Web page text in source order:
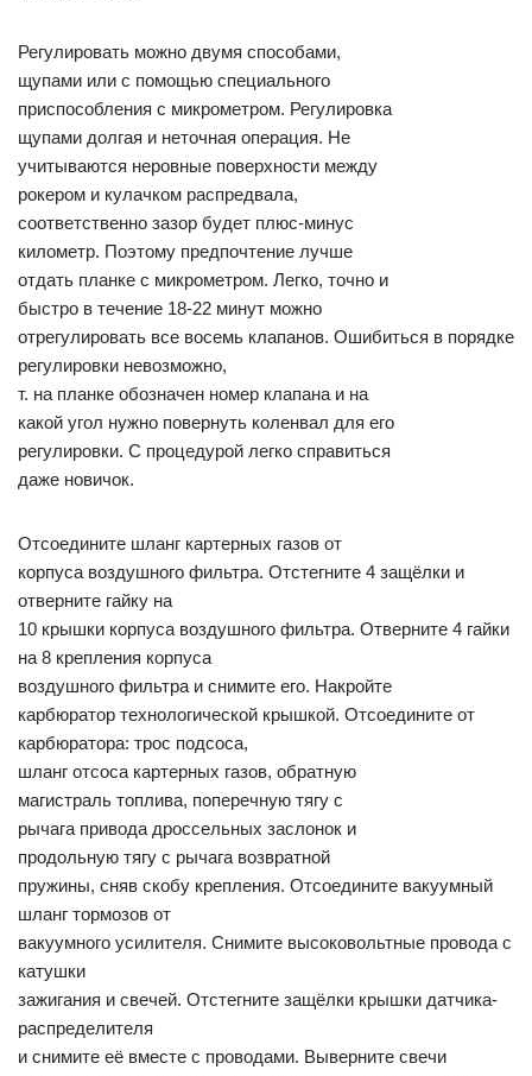
Регулировать можно двумя способами,
щупами или с помощью специального
приспособления с микрометром. Регулировка
щупами долгая и неточная операция. Не
учитываются неровные поверхности между
рокером и кулачком распредвала,
соответственно зазор будет плюс-минус
километр. Поэтому предпочтение лучше
отдать планке с микрометром. Легко, точно и
быстро в течение 18-22 минут можно
отрегулировать все восемь клапанов. Ошибиться в порядке
регулировки невозможно,
т. на планке обозначен номер клапана и на
какой угол нужно повернуть коленвал для его
регулировки. С процедурой легко справиться
даже новичок.
Отсоедините шланг картерных газов от
корпуса воздушного фильтра. Отстегните 4 защёлки и
отверните гайку на
10 крышки корпуса воздушного фильтра. Отверните 4 гайки
на 8 крепления корпуса
воздушного фильтра и снимите его. Накройте
карбюратор технологической крышкой. Отсоедините от
карбюратора: трос подсоса,
шланг отсоса картерных газов, обратную
магистраль топлива, поперечную тягу с
рычага привода дроссельных заслонок и
продольную тягу с рычага возвратной
пружины, сняв скобу крепления. Отсоедините вакуумный
шланг тормозов от
вакуумного усилителя. Снимите высоковольтные провода с
катушки
зажигания и свечей. Отстегните защёлки крышки датчика-
распределителя
и снимите её вместе с проводами. Выверните свечи